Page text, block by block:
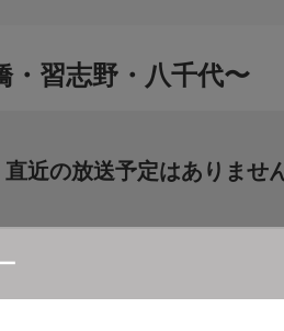
・習志野・八千代〜
直近の放送予定はありませ